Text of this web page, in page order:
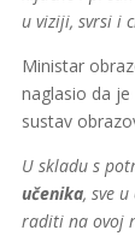
u viziji, svrsi i
Ministar
naglasio da
sustav
U skladu s
učenika, sve
raditi na ovoj